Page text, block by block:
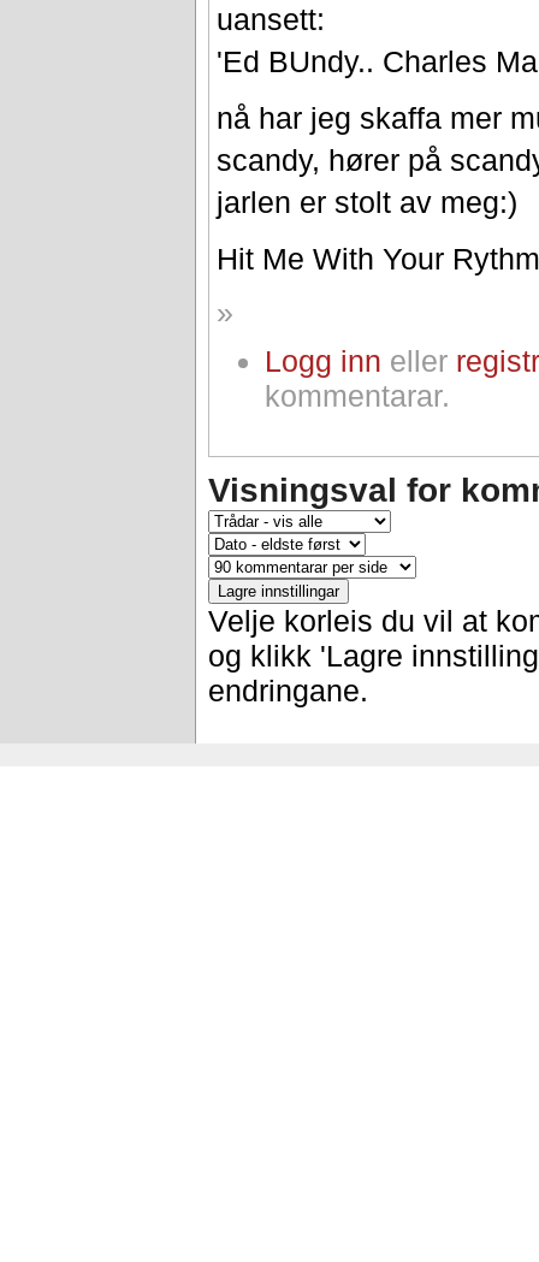
uansett:
'Ed BUndy.. Charles
nå har jeg skaffa mer
scandy, hører på
jarlen er stolt av meg:)
Hit Me With Your
»
Logg inn eller
kommentarar.
Visningsval for
Velje korleis du vil at
og klikk 'Lagre
endringane.